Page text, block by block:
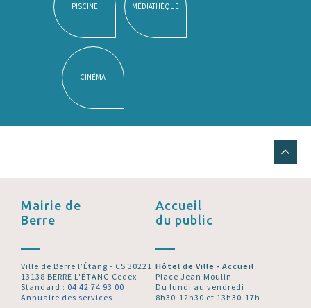
PISCINE MÉDIATHÈQUE
CINÉMA
Mairie de
Berre
Ville de Berre l’Étang - CS 30221
13138 BERRE L'ÉTANG Cedex
Standard : 04 42 74 93 00
Annuaire des services
Accueil
du public
Hôtel de Ville - Accueil
Place Jean Moulin
Du lundi au vendredi
8h30-12h30 et 13h30-17h